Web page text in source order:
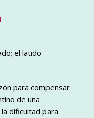
el latido
para compensar
de una
dificultad para